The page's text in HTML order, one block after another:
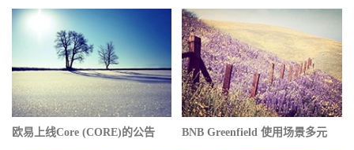
欧易上线Core (CORE)的公告 BNB Greenfield 使用场景多元